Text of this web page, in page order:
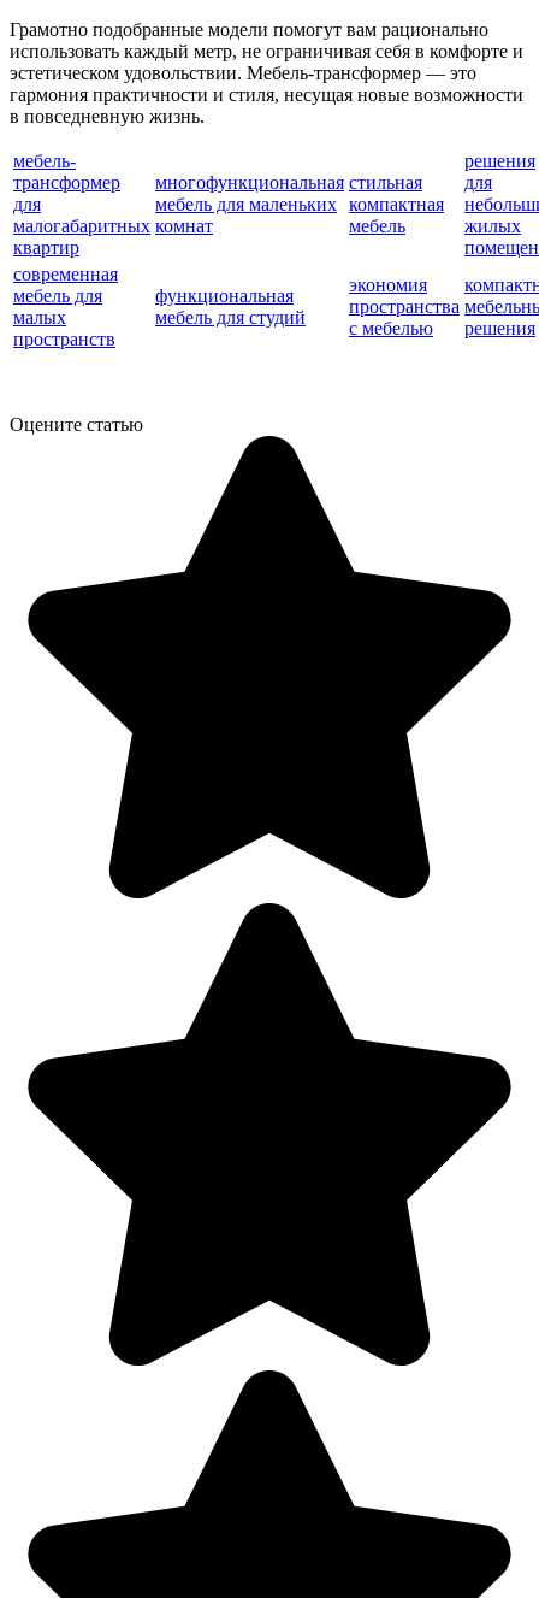
Грамотно подобранные модели помогут вам рационально
использовать каждый метр, не ограничивая себя в комфорте и
эстетическом удовольствии. Мебель-трансформер — это
гармония практичности и стиля, несущая новые возможности
в повседневную жизнь.
мебель-
трансформер
для
малогабаритных
квартир
многофункциональная
мебель для маленьких
комнат
стильная
компактная
мебель
решения
для
жилых
современная
мебель для
малых
пространств
функциональная
мебель для студий
экономия
пространства
с мебелью
решения
Оцените статью